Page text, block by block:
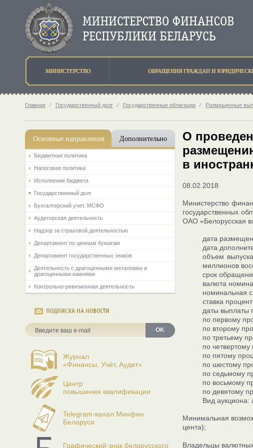
МИНИСТЕРСТВО ОБРАЩЕНИЯ ГРАЖДАН И
Главная ⁄ Государственный долг ⁄ Государственные облигации ⁄ Размещенные
Основные направления Дополнительно
Бюджетная политика
Налоговая политика
Исполнение бюджета
Государственный долг
Бухгалтерский учет. МСФО
Аудиторская деятельность
Надзор за страховой деятельностью
Департамент по ценным бумагам
Департамент государственных знаков
Деятельность с драгоценными металлами и
драгоценными камнями
Контрольно-ревизионная деятельность
ПОДПИСКА НА НОВОСТИ
OK
Журнал
«Финансы, Учёт, Аудит»
Центр
повышения квалификации
Telegram-канал Минфин
Беларуси
Графический знак белорусского
О
в
08.02.2018
Министерство
государственных
ОАО «Белорусская
дата
дата
объем
миллионов
срок
валюта
номинальная
ставка
даты выплаты
по первому
по второму
по третьему
по
по пятому
по шестому
по седьмому
по восьмому
по девятому
Вид аукциона:
Минимальная
цента);
Владельцы